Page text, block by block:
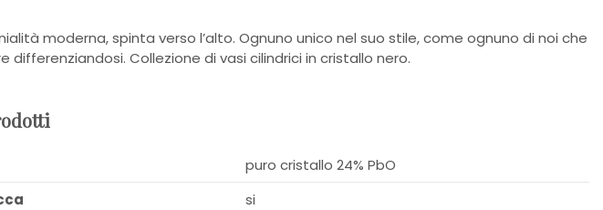
moderna, spinta verso l’alto. Ognuno unico nel suo stile, come ognuno di noi che
differenziandosi. Collezione di vasi cilindrici in cristallo nero.
puro cristallo 24% PbO
si